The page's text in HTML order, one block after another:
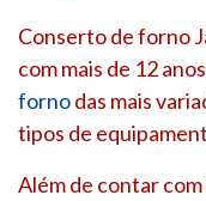
Conserto de forno
com mais de 12
fornodas mais
tipos de
Além de contar